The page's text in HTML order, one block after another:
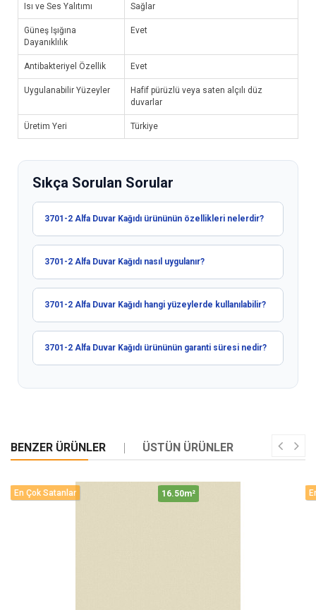
Isı ve Ses Yalıtımı Sağlar
Güneş Işığına
Dayanıklılık
Evet
Antibakteriyel Özellik Evet
Uygulanabilir Yüzeyler
Hafif pürüzlü veya saten alçılı düz
duvarlar
Üretim Yeri Türkiye
Sıkça Sorulan Sorular
3701-2 Alfa Duvar Kağıdı ürününün özellikleri nelerdir?
3701-2 Alfa Duvar Kağıdı nasıl uygulanır?
3701-2 Alfa Duvar Kağıdı hangi yüzeylerde kullanılabilir?
3701-2 Alfa Duvar Kağıdı ürününün garanti süresi nedir?
BENZER ÜRÜNLER ÜSTÜN ÜRÜNLER
En Çok Satanlar 16.50m²